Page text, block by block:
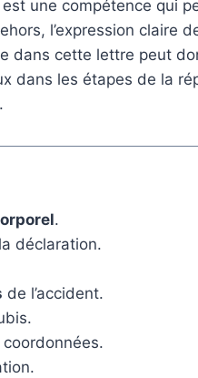
est une compétence qui
l’expression
dans cette lettre peut
dans les étapes de la
.
déclaration.
de l’accident.